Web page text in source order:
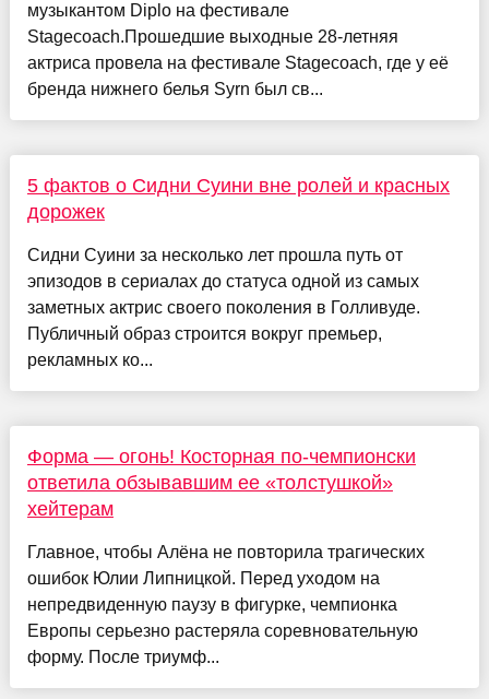
музыкантом Diplo на фестивале
Stagecoach.Прошедшие выходные 28-летняя
актриса провела на фестивале Stagecoach, где у её
бренда нижнего белья Syrn был св...
5 фактов о Сидни Суини вне ролей и красных
дорожек
Сидни Суини за несколько лет прошла путь от
эпизодов в сериалах до статуса одной из самых
заметных актрис своего поколения в Голливуде.
Публичный образ строится вокруг премьер,
рекламных ко...
Форма — огонь! Косторная по-чемпионски
ответила обзывавшим ее «толстушкой»
хейтерам
Главное, чтобы Алёна не повторила трагических
ошибок Юлии Липницкой. Перед уходом на
непредвиденную паузу в фигурке, чемпионка
Европы серьезно растеряла соревновательную
форму. После триумф...